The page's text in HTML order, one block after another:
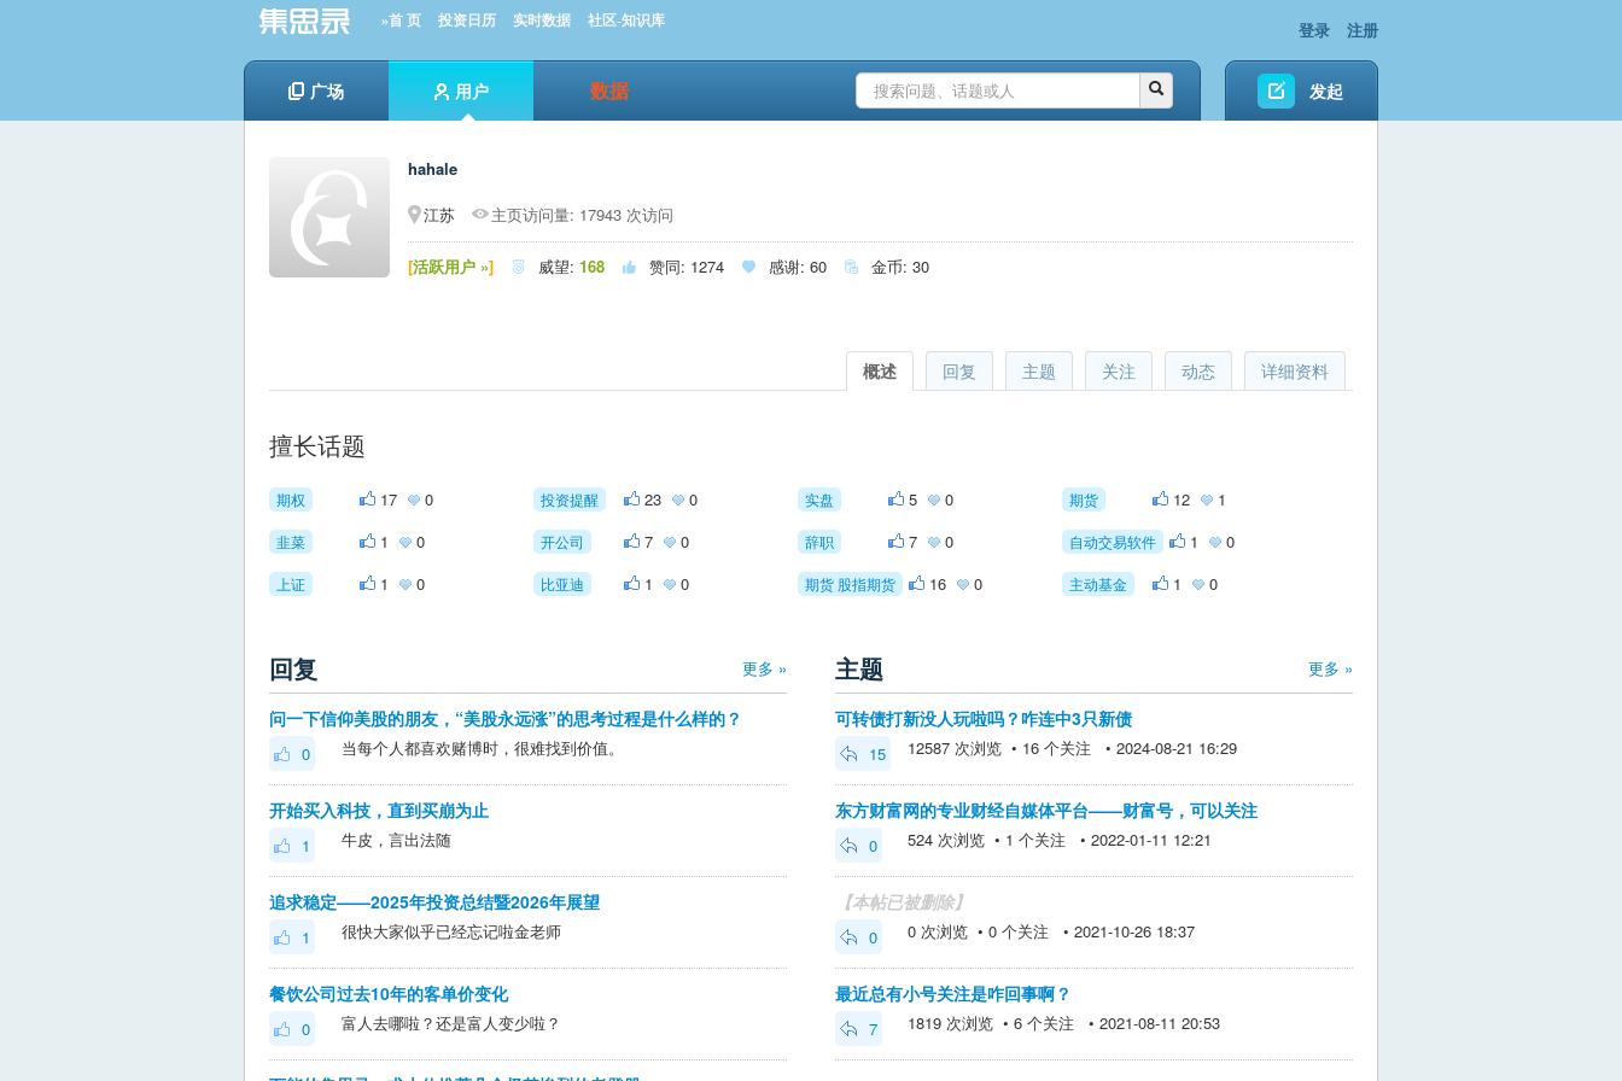
»首 页 投资日历 实时数据 社区-知识库 登录 注册
广场 用户 数据 发起
hahale
江苏
主页访问量: 17943 次访问
[活跃用户 »]  威望: 168  赞同: 1274  感谢: 60  金币: 30
详细资料
动态
关注
主题
回复
概述
擅长话题
期权 17 0 投资提醒 23 0 实盘 5 0 期货 12 1
韭菜 1 0 开公司 7 0 辞职 7 0 自动交易软件 1 0
上证 1 0 比亚迪 1 0 期货 股指期货 16 0 主动基金 1 0
更多 »
回复
问一下信仰美股的朋友，“美股永远涨”的思考过程是什么样的？
0 当每个人都喜欢赌博时，很难找到价值。
开始买入科技，直到买崩为止
1 牛皮，言出法随
追求稳定——2025年投资总结暨2026年展望
1 很快大家似乎已经忘记啦金老师
餐饮公司过去10年的客单价变化
0 富人去哪啦？还是富人变少啦？
更多 »
主题
可转债打新没人玩啦吗？咋连中3只新债
15 12587 次浏览 • 16 个关注 • 2024-08-21 16:29
东方财富网的专业财经自媒体平台——财富号，可以关注
0 524 次浏览 • 1 个关注 • 2022-01-11 12:21
【本帖已被删除】
0 0 次浏览 • 0 个关注 • 2021-10-26 18:37
最近总有小号关注是咋回事啊？
7 1819 次浏览 • 6 个关注 • 2021-08-11 20:53